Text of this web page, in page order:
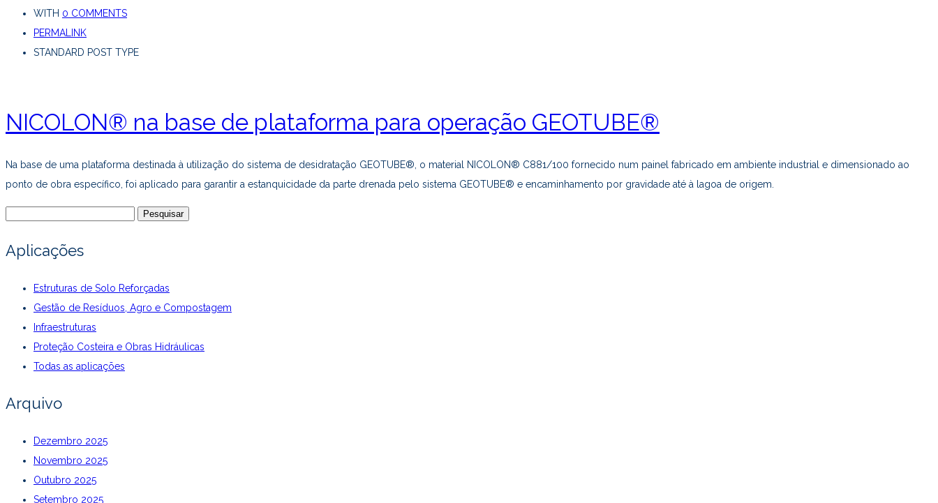
WITH 0 COMMENTS
PERMALINK
STANDARD POST TYPE
NICOLON® na base de plataforma para operação GEOTUBE®
Na base de uma plataforma destinada à utilização do sistema de desidratação GEOTUBE®, o material NICOLON® C881/100 fornecido num painel fabricado em ambiente industrial e dimensionado ao
ponto de obra específico, foi aplicado para garantir a estanquicidade da parte drenada pelo sistema GEOTUBE® e encaminhamento por gravidade até à lagoa de origem.
Aplicações
Estruturas de Solo Reforçadas
Gestão de Resíduos, Agro e Compostagem
Infraestruturas
Proteção Costeira e Obras Hidráulicas
Todas as aplicações
Arquivo
Dezembro 2025
Novembro 2025
Outubro 2025
Setembro 2025